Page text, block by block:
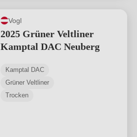
Vogl
2025 Grüner Veltliner
Kamptal DAC ​Neuberg
Kamptal DAC
Grüner Veltliner
Trocken